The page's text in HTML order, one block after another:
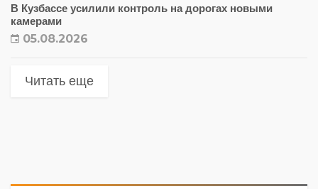
В Кузбассе усилили контроль на дорогах новыми
камерами
05.08.2026
Читать еще